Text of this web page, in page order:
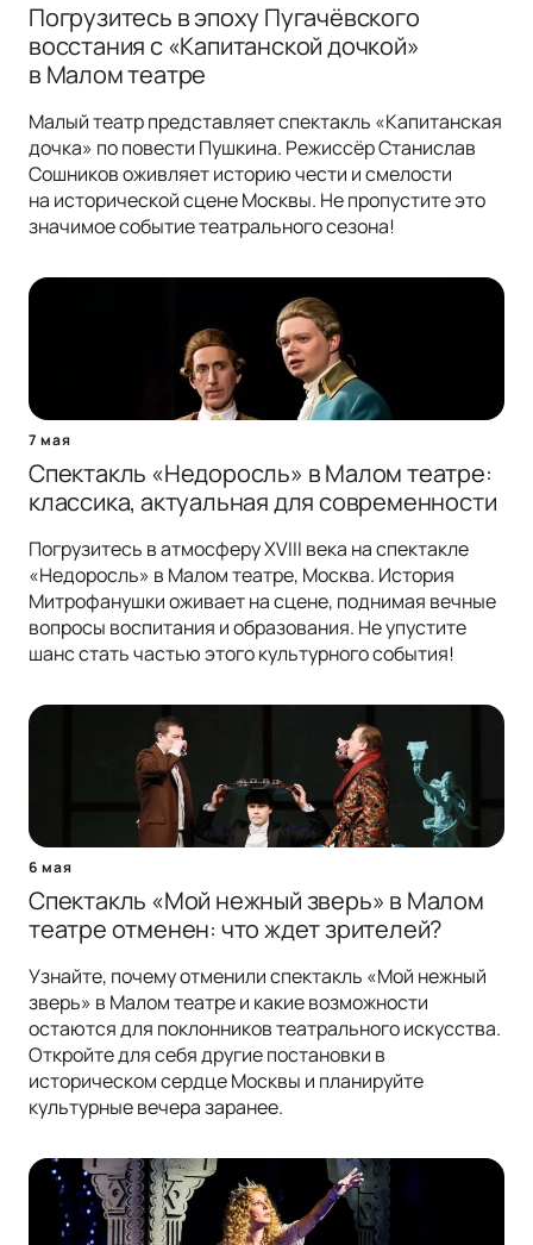
Погрузитесь в эпоху Пугачёвского
восстания с «Капитанской дочкой»
в Малом театре
Малый театр представляет спектакль «Капитанская
дочка» по повести Пушкина. Режиссёр Станислав
Сошников оживляет историю чести и смелости
на исторической сцене Москвы. Не пропустите это
значимое событие театрального сезона!
7 мая
Спектакль «Недоросль» в Малом театре:
классика, актуальная для современности
Погрузитесь в атмосферу XVIII века на спектакле
«Недоросль» в Малом театре, Москва. История
Митрофанушки оживает на сцене, поднимая вечные
вопросы воспитания и образования. Не упустите
шанс стать частью этого культурного события!
6 мая
Спектакль «Мой нежный зверь» в Малом
театре отменен: что ждет зрителей?
Узнайте, почему отменили спектакль «Мой нежный
зверь» в Малом театре и какие возможности
остаются для поклонников театрального искусства.
Откройте для себя другие постановки в
историческом сердце Москвы и планируйте
культурные вечера заранее.